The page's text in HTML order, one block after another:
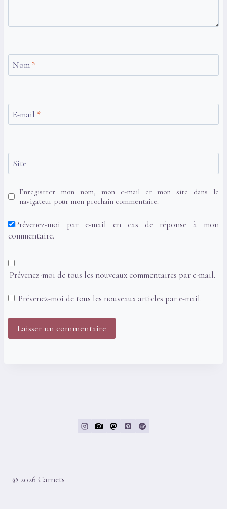
Nom *
E-mail *
Site
Enregistrer mon nom, mon e-mail et mon site dans le
navigateur pour mon prochain commentaire.
Prévenez-moi par e-mail en cas de réponse à mon
commentaire.
Prévenez-moi de tous les nouveaux commentaires par e-mail.
Prévenez-moi de tous les nouveaux articles par e-mail.
© 2026 Carnets